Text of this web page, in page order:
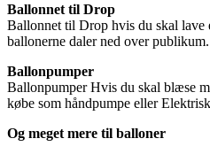
Ballonnet til Drop
Ballonnet til Drop hvis du skal lave
ballonerne daler ned over publikum.
Ballonpumper
Ballonpumper Hvis du skal blæse
købe som håndpumpe eller
Og meget mere til balloner